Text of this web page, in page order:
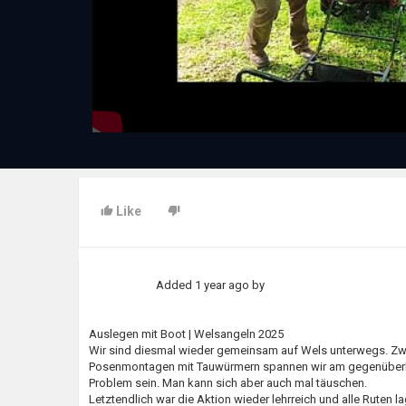
Like
Added 1 year ago by
Auslegen mit Boot | Welsangeln 2025
Wir sind diesmal wieder gemeinsam auf Wels unterwegs.
Posenmontagen mit Tauwürmern spannen wir am
Problem sein. Man kann sich aber auch mal täuschen.
Letztendlich war die Aktion wieder lehrreich und alle Ruten